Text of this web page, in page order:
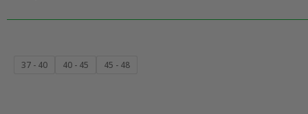
37 - 40 40 - 45 45 - 48